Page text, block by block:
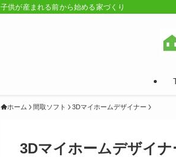
子供が産まれる前から始める家づくり
ホーム 間取ソフト 3Dマイホームデザイナー
3Dマイホームデザイ